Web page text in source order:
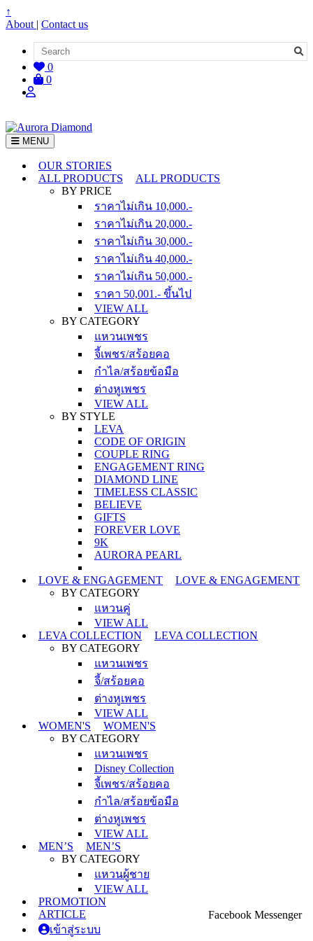
↑
About | Contact us
0
0
MENU
OUR STORIES
ALL PRODUCTS
ALL PRODUCTS
BY PRICE
ราคาไม่เกิน 10,000.-
ราคาไม่เกิน 20,000.-
ราคาไม่เกิน 30,000.-
ราคาไม่เกิน 40,000.-
ราคาไม่เกิน 50,000.-
ราคา 50,001.- ขึ้นไป
VIEW ALL
BY CATEGORY
แหวนเพชร
จี้เพชร/สร้อยคอ
กำไล/สร้อยข้อมือ
ต่างหูเพชร
VIEW ALL
BY STYLE
LEVA
CODE OF ORIGIN
COUPLE RING
ENGAGEMENT RING
DIAMOND LINE
TIMELESS CLASSIC
BELIEVE
GIFTS
FOREVER LOVE
9K
AURORA PEARL
LOVE & ENGAGEMENT
LOVE & ENGAGEMENT
BY CATEGORY
แหวนคู่
VIEW ALL
LEVA COLLECTION
LEVA COLLECTION
BY CATEGORY
แหวนเพชร
จี้/สร้อยคอ
ต่างหูเพชร
VIEW ALL
WOMEN'S
WOMEN'S
BY CATEGORY
แหวนเพชร
Disney Collection
จี้เพชร/สร้อยคอ
กำไล/สร้อยข้อมือ
ต่างหูเพชร
VIEW ALL
MEN’S
MEN’S
BY CATEGORY
แหวนผู้ชาย
VIEW ALL
PROMOTION
ARTICLE
เข้าสู่ระบบ
Facebook Messenger